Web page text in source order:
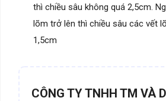
thì chiều sâu không quá 2,5cm.
lõm trở lên thì chiều sâu các vết
1,5cm
CÔNG TY TNHH TM VÀ